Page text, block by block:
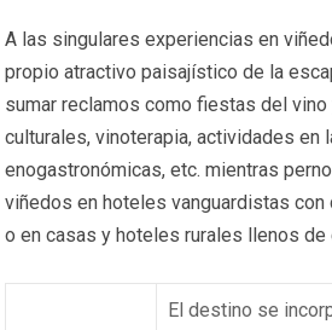
A las singulares experiencias en
propio atractivo paisajístico de la
sumar reclamos como fiestas del
culturales, vinoterapia, actividades en
enogastronómicas, etc. mientras
viñedos en hoteles vanguardistas
o en casas y hoteles rurales llenos de
El destino se